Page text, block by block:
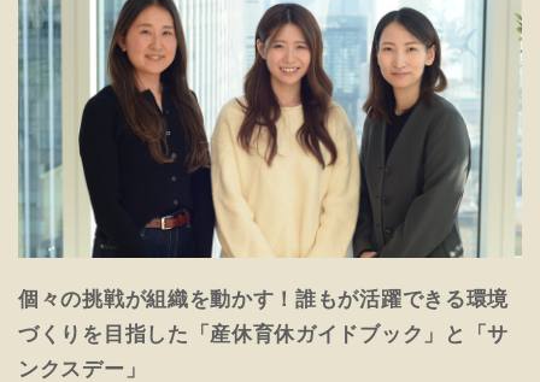
個々の挑戦が組織を動かす！誰もが活躍できる環境
づくりを目指した「産休育休ガイドブック」と「サ
ンクスデー」